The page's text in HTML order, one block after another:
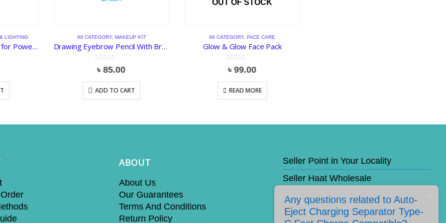
LIGHTING
Portable Mini USB bulb for Power bank and Laptop
99 CATEGORY, MAKEUP KIT
Drawing Eyebrow Pencil With Brush
৳85.00
ADD TO CART
OUT OF STOCK
99 CATEGORY,FACE CARE
Glow & Glow Face Pack
৳99.00
READ MORE
ABOUT
About Us
Our Guarantees
Terms And Conditions
Return Policy
Seller Point in Your Locality
Seller Haat Wholesale
Cashback Offer
Any questions related to Auto-
Eject Charging Separator Type-